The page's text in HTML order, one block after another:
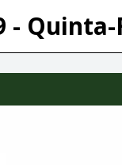
- Quinta-